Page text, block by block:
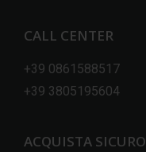
CALL CENTER
+39 0861588517
+39 3805195604
ACQUISTA SICURO